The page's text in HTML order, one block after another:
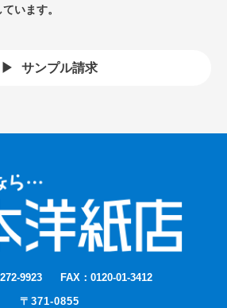
います。
サンプル請求
9923
FAX：0120-01-3412
〒371-0855